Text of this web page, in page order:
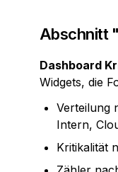
Abschnitt
Dashboard
Widgets, die
Verteilung
Intern,
Kritikalität